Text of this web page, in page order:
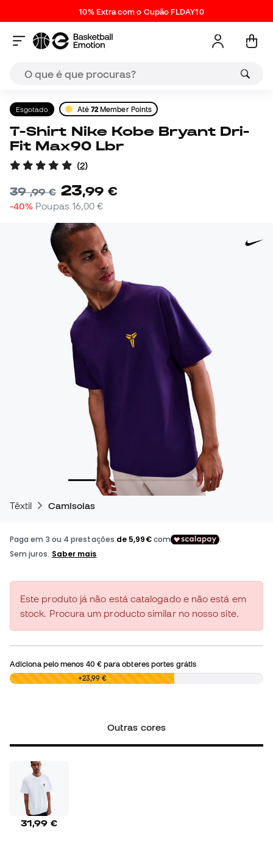
10% Extra com o Cupão FLDAY10
Esgotado Até 72 Member Points
T-Shirt Nike Kobe Bryant Dri-
Fit Max90 Lbr
(2)
39,99 € 23,99 €
-40% Poupas 16,00 €
Têxtil Camisolas
Este produto já não está catalogado e não está em
stock. Procura um producto similar no nosso site.
Adiciona pelo menos 40 €para obteres portes grátis
0,00 € +23,99 €
Outras cores
31,99 €